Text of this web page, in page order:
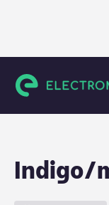
Toulouse
Indigo/